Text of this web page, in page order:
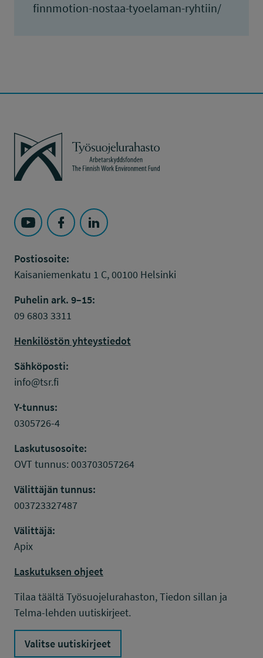
finnmotion-nostaa-tyoelaman-ryhtiin/
Työsuojelurahasto
Seuraa Työsuojelurahasto kohteessa: YouTube
Seuraa Työsuojelurahasto kohteessa:
Seuraa Työsuojelurahasto kohteessa:
Postiosoite:
Kaisaniemenkatu 1 C, 00100 Helsinki
Puhelin ark. 9–15:
09 6803 3311
Henkilöstön yhteystiedot
Sähköposti:
info@tsr.fi
Y-tunnus:
0305726-4
Laskutusosoite:
OVT tunnus: 003703057264
Välittäjän tunnus:
003723327487
Välittäjä:
Apix
Laskutuksen ohjeet
Tilaa täältä Työsuojelurahaston, Tiedon sillan ja
Telma-lehden uutiskirjeet.
Valitse uutiskirjeet